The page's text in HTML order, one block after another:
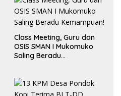
Class Meeting, Guru dan
OSIS SMAN I Mukomuko
Saling Beradu